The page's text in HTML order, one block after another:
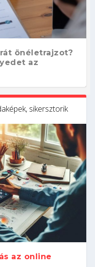
önéletrajzot?
az
ezeket a
felvételi?
kódban –
dönti el a
kapcsolódj ki
sikersztorik
az online